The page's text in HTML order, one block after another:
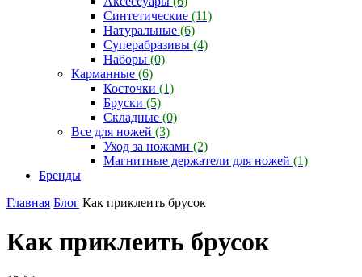
Синтетические (11)
Натуральные (6)
Суперабразивы (4)
Наборы (0)
Карманные (6)
Косточки (1)
Бруски (5)
Складные (0)
Все для ножей (3)
Уход за ножами (2)
Магнитные держатели для ножей (1)
Бренды
Главная Блог Как приклеить брусок
Как приклеить брусок